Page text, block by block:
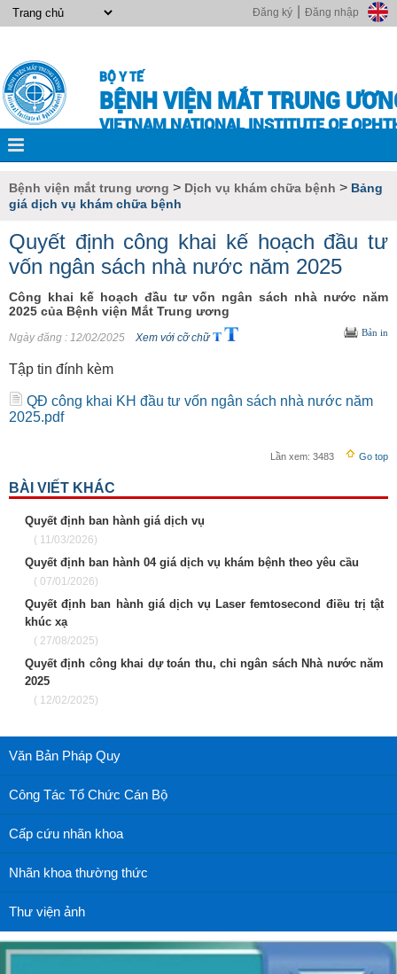
Đăng nhập
Đăng ký
BỘ Y TẾ
BỆNH VIỆN MẮT TRUNG
VIETNAM NATIONAL INSTITUTE OF
Bệnh viện mắt trung ương > Dịch vụ khám chữa bệnh > Bảng
giá dịch vụ khám chữa bệnh
Quyết định công khai kế hoạch đầu tư
vốn ngân sách nhà nước năm 2025
Công khai kế hoạch đầu tư vốn ngân sách nhà nước năm
2025 của Bệnh viện Mắt Trung ương
Ngày đăng : 12/02/2025 Xem với cỡ chữ Bản in
Tập tin đính kèm
QĐ công khai KH đầu tư vốn ngân sách nhà nước năm
2025.pdf
Lần xem: 3483 Go top
BÀI VIẾT KHÁC
Quyết định ban hành giá dịch vụ
( 11/03/2026)
Quyết định ban hành 04 giá dịch vụ khám bệnh theo yêu cầu
( 07/01/2026)
Quyết định ban hành giá dịch vụ Laser femtosecond điều trị tật
khúc xạ
( 27/08/2025)
Quyết định công khai dự toán thu, chi ngân sách Nhà nước năm
2025
( 12/02/2025)
Văn Bản Pháp Quy
Công Tác Tổ Chức Cán Bộ
Cấp cứu nhãn khoa
Nhãn khoa thường thức
Thư viện ảnh